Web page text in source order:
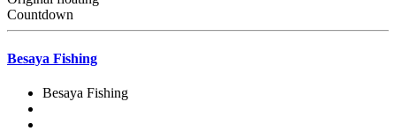
Countdown
Besaya Fishing
Besaya Fishing